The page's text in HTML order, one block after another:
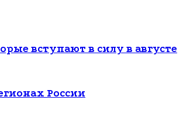
вступают в силу в августе
России